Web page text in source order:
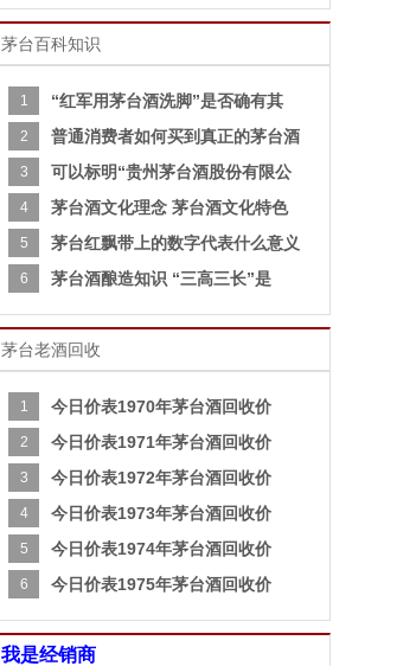
茅台百科知识
1 “红军用茅台酒洗脚”是否确有其
2 普通消费者如何买到真正的茅台酒
3 可以标明“贵州茅台酒股份有限公
4 茅台酒文化理念 茅台酒文化特色
5 茅台红飘带上的数字代表什么意义
6 茅台酒酿造知识 “三高三长”是
茅台老酒回收
1 今日价表1970年茅台酒回收价
2 今日价表1971年茅台酒回收价
3 今日价表1972年茅台酒回收价
4 今日价表1973年茅台酒回收价
5 今日价表1974年茅台酒回收价
6 今日价表1975年茅台酒回收价
我是经销商